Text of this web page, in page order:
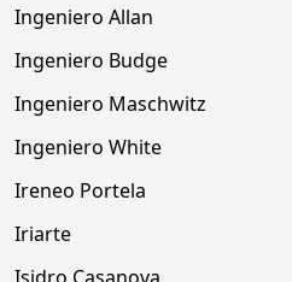
Ingeniero Allan
Ingeniero Budge
Ingeniero Maschwitz
Ingeniero White
Ireneo Portela
Iriarte